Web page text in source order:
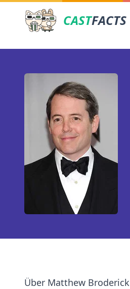
CASTFACTS
Über Matthew Broderick